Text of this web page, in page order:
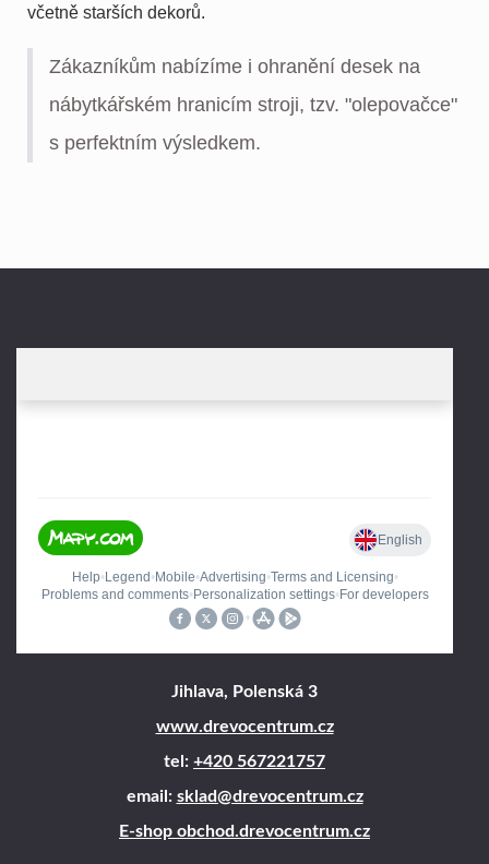
včetně starších dekorů.
Zákazníkům nabízíme i ohranění desek na
nábytkářském hranicím stroji, tzv. "olepovačce"
s perfektním výsledkem.
Jihlava, Polenská 3
www.drevocentrum.cz
tel: +420 567221757
email: sklad@drevocentrum.cz
E-shop obchod.drevocentrum.cz